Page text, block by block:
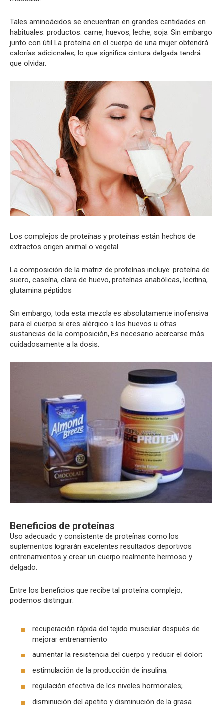
Tales aminoácidos se encuentran en grandes cantidades en
habituales. productos: carne, huevos, leche, soja. Sin embargo
junto con útil La proteína en el cuerpo de una mujer obtendrá
calorías adicionales, lo que significa cintura delgada tendrá
que olvidar.
Los complejos de proteínas y proteínas están hechos de
extractos origen animal o vegetal.
La composición de la matriz de proteínas incluye: proteína de
suero, caseína, clara de huevo, proteínas anabólicas, lecitina,
glutamina péptidos
Sin embargo, toda esta mezcla es absolutamente inofensiva
para el cuerpo si eres alérgico a los huevos u otras
sustancias de la composición, Es necesario acercarse más
cuidadosamente a la dosis.
Beneficios de proteínas
Uso adecuado y consistente de proteínas como los
suplementos lograrán excelentes resultados deportivos
entrenamientos y crear un cuerpo realmente hermoso y
delgado.
Entre los beneficios que recibe tal proteína complejo,
podemos distinguir:
recuperación rápida del tejido muscular después de
mejorar entrenamiento
aumentar la resistencia del cuerpo y reducir el dolor;
estimulación de la producción de insulina;
regulación efectiva de los niveles hormonales;
disminución del apetito y disminución de la grasa